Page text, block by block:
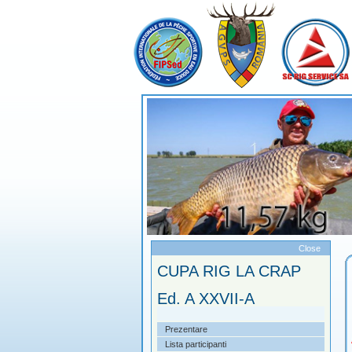
Close
CUPA RIG LA CRAP
Ed. A XXVII-A
Prezentare
Lista participanti